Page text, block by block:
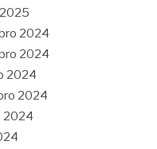
2024
2024
2024
2024
2024